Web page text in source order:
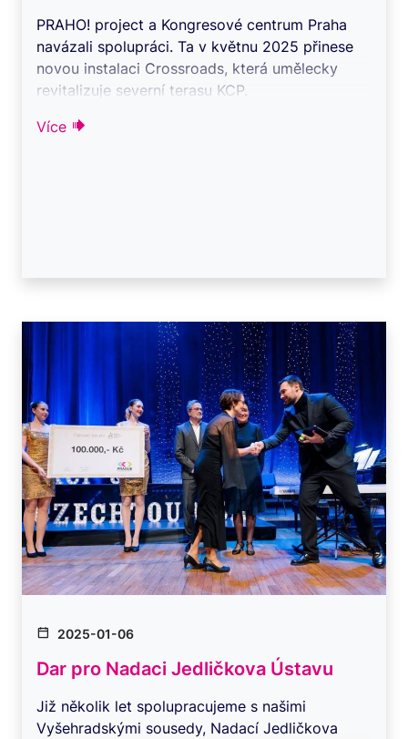
PRAHO! project a Kongresové centrum Praha
navázali spolupráci. Ta v květnu 2025 přinese
novou instalaci Crossroads, která umělecky
revitalizuje severní terasu KCP.
Více
2025-01-06
Dar pro Nadaci Jedličkova Ústavu
Již několik let spolupracujeme s našimi
Vyšehradskými sousedy, Nadací Jedličkova